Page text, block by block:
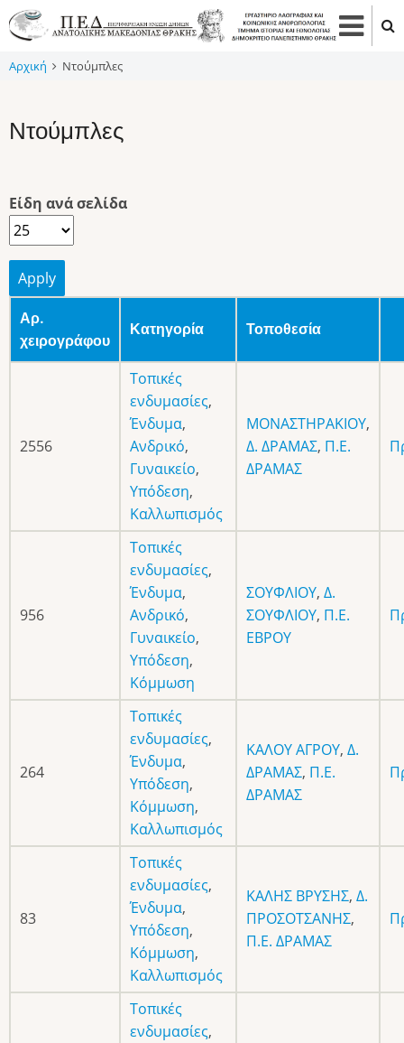
Παράκαμψη
προς
κυρίως
Αρχική Ντούμπλες
Ντούμπλες
Είδη ανά σελίδα
Αρ.
χειρογράφου
Κατηγορία Τοποθεσία
2556
Τοπικές
ενδυμασίες,
Ένδυμα,
Ανδρικό,
Γυναικείο,
Υπόδεση,
Καλλωπισμός
ΜΟΝΑΣΤΗΡΑΚΙΟΥ,
Δ. ΔΡΑΜΑΣ, Π.Ε.
ΔΡΑΜΑΣ
956
Τοπικές
ενδυμασίες,
Ένδυμα,
Ανδρικό,
Γυναικείο,
Υπόδεση,
Κόμμωση
ΣΟΥΦΛΙΟΥ, Δ.
ΣΟΥΦΛΙΟΥ, Π.Ε.
ΕΒΡΟΥ
264
Τοπικές
ενδυμασίες,
Ένδυμα,
Υπόδεση,
Κόμμωση,
Καλλωπισμός
ΚΑΛΟΥ ΑΓΡΟΥ, Δ.
ΔΡΑΜΑΣ, Π.Ε.
ΔΡΑΜΑΣ
83
Τοπικές
ενδυμασίες,
Ένδυμα,
Υπόδεση,
Κόμμωση,
Καλλωπισμός
ΚΑΛΗΣ ΒΡΥΣΗΣ, Δ.
ΠΡΟΣΟΤΣΑΝΗΣ,
Π.Ε. ΔΡΑΜΑΣ
Τοπικές
ενδυμασίες,